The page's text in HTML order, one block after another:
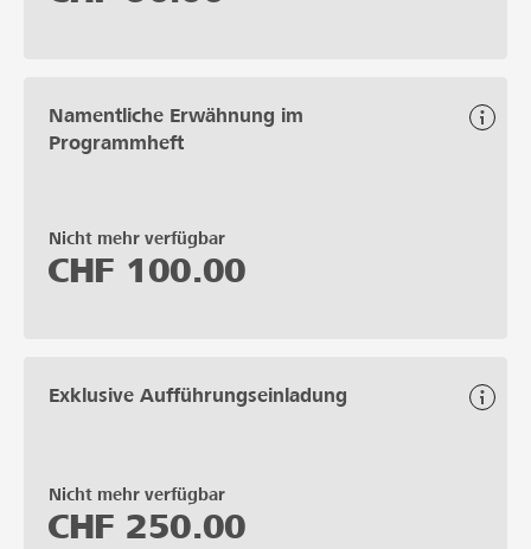
Namentliche Erwähnung im
Programmheft
Nicht mehr verfügbar
CHF 100.00
Exklusive Aufführungseinladung
Nicht mehr verfügbar
CHF 250.00